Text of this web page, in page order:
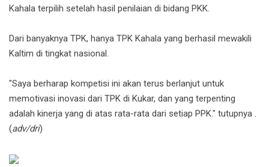
Kahala terpilih setelah hasil penilaian di bidang PKK.
Dari banyaknya TPK, hanya TPK Kahala yang berhasil mewakili
Kaltim di tingkat nasional.
"Saya berharap kompetisi ini akan terus berlanjut untuk
memotivasi inovasi dari TPK di Kukar, dan yang terpenting
adalah kinerja yang di atas rata-rata dari setiap PPK." tutupnya .
(adv/dri)